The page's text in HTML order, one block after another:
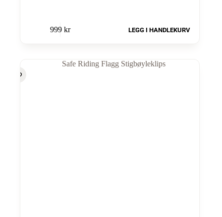
999 kr LEGG I HANDLEKURV